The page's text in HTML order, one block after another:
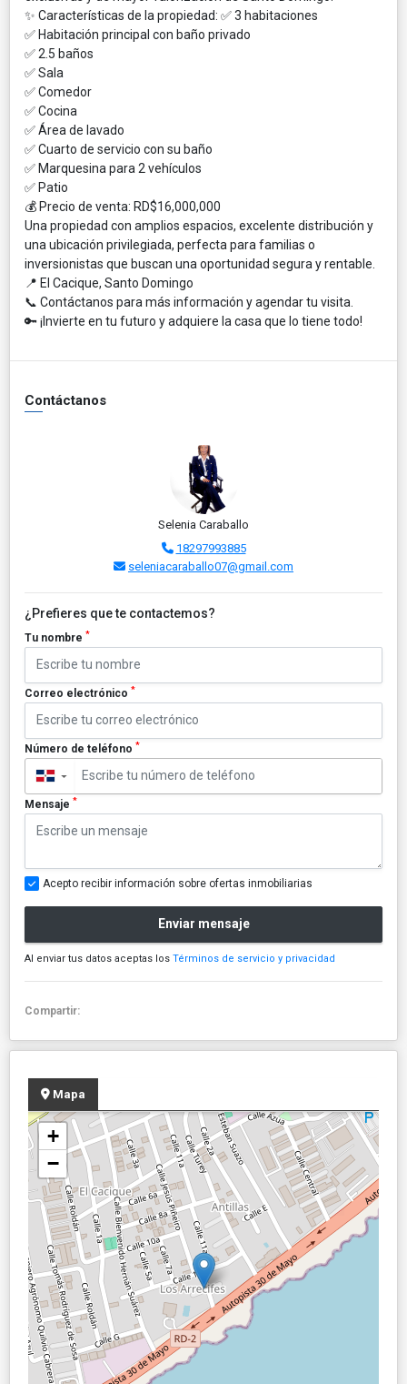
✨ Características de la propiedad: ✅ 3 habitaciones
✅ Habitación principal con baño privado
✅ 2.5 baños
✅ Sala
✅ Comedor
✅ Cocina
✅ Área de lavado
✅ Cuarto de servicio con su baño
✅ Marquesina para 2 vehículos
✅ Patio
💰 Precio de venta: RD$16,000,000
Una propiedad con amplios espacios, excelente distribución y
una ubicación privilegiada, perfecta para familias o
inversionistas que buscan una oportunidad segura y rentable.
📍 El Cacique, Santo Domingo
📞 Contáctanos para más información y agendar tu visita.
🔑 ¡Invierte en tu futuro y adquiere la casa que lo tiene todo!
Contáctanos
Selenia Caraballo
18297993885
seleniacaraballo07@gmail.com
¿Prefieres que te contactemos?
Tu nombre *
Correo electrónico *
Número de teléfono *
▼
Mensaje *
Acepto recibir información sobre ofertas inmobiliarias
Enviar mensaje
Al enviar tus datos aceptas los Términos de servicio y privacidad
Compartir:
Mapa
+
−